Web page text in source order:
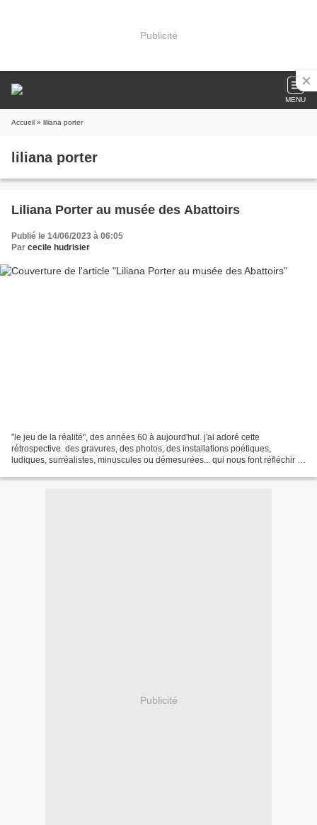
Publicité
MENU
Accueil » liliana porter
liliana porter
Liliana Porter au musée des Abattoirs
Publié le 14/06/2023 à 06:05
Par cecile hudrisier
"le jeu de la réalité", des années 60 à aujourd'hui. j'ai adoré cette
rétrospective. des gravures, des photos, des installations poétiques,
ludiques, surréalistes, minuscules ou démesurées... qui nous font réfléchir à
Publicité